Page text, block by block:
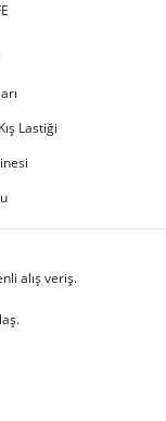
Lastiği
alış veriş.